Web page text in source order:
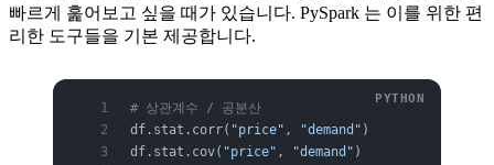
빠르게 훑어보고 싶을 때가 있습니다. PySpark 는 이를 위한 편
리한 도구들을 기본 제공합니다.
# 상관계수 / 공분산
df.stat.corr( "price" , "demand" )
df.stat.cov( "price" , "demand" )